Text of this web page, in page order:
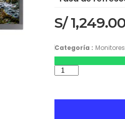
S/
Categoría :